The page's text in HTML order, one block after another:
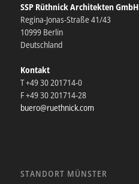
SSP Rüthnick Architekten GmbH
Regina-Jonas-Straße 41/43
10999 Berlin
Deutschland
Kontakt
T +49 30 201714-0
F +49 30 201714-28
buero@ruethnick.com
STANDORT MÜNSTER